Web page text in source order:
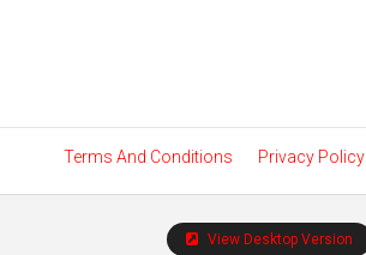
Terms And Conditions Privacy Policy
View Desktop Version